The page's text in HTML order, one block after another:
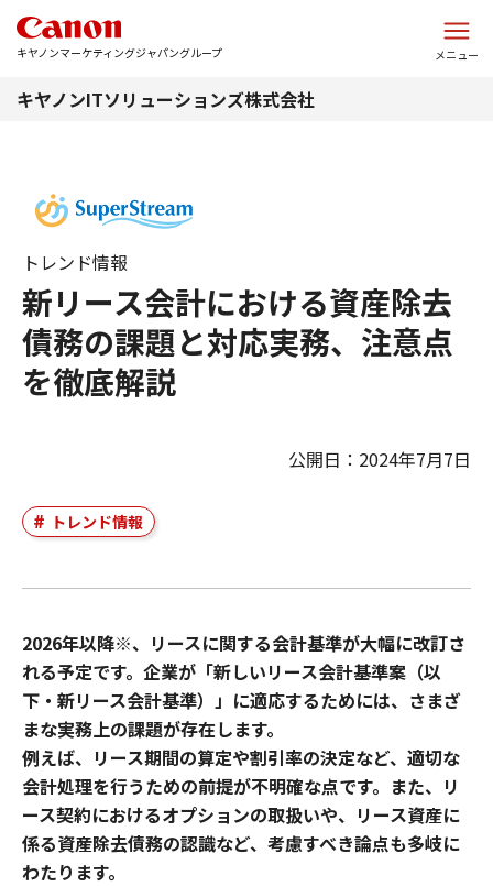
キヤノンマーケティングジャパングループ メニュー
キヤノンITソリューションズ株式会社
新リース会計における資産除去
債務の課題と対応実務、注意点
を徹底解説
トレンド情報
公開日：2024年7月7日
トレンド情報
2026年以降※、リースに関する会計基準が大幅に改訂さ
れる予定です。企業が「新しいリース会計基準案（以
下・新リース会計基準）」に適応するためには、さまざ
まな実務上の課題が存在します。
例えば、リース期間の算定や割引率の決定など、適切な
会計処理を行うための前提が不明確な点です。また、リ
ース契約におけるオプションの取扱いや、リース資産に
係る資産除去債務の認識など、考慮すべき論点も多岐に
わたります。